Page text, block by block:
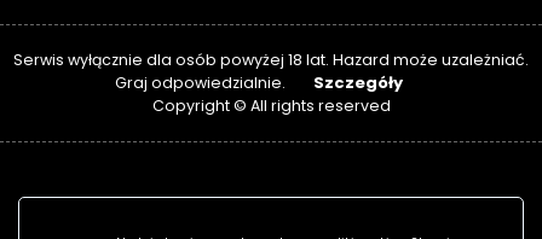
Serwis wyłącznie dla osób powyżej 18 lat. Hazard może uzależniać.
Graj odpowiedzialnie.
Szczegóły
Copyright © All rights reserved